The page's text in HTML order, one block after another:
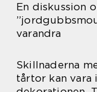
En diskussion
varandra
Skillnaderna
tårtor kan